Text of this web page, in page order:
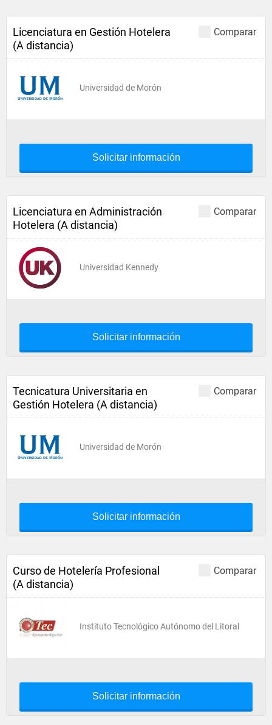
Comparar
Licenciatura en Gestión Hotelera
(A distancia)
Universidad de Morón
Solicitar información
Comparar
Licenciatura en Administración
Hotelera (A distancia)
Universidad Kennedy
Solicitar información
Comparar
Tecnicatura Universitaria en
Gestión Hotelera (A distancia)
Universidad de Morón
Solicitar información
Comparar
Curso de Hotelería Profesional
(A distancia)
Instituto Tecnológico Autónomo del Litoral
Solicitar información